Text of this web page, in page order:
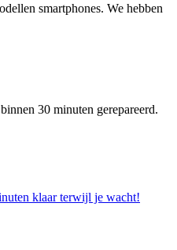
smartphones. We hebben
30 minuten gerepareerd.
klaar terwijl je wacht!